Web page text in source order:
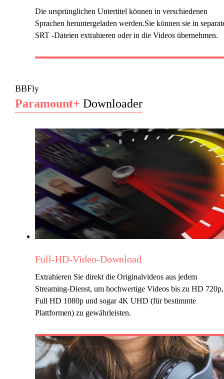
Die ursprünglichen Untertitel können in verschiedenen
Sprachen heruntergeladen werden.Sie können sie in
SRT -Dateien extrahieren oder in die Videos übernehmen.
BBFly
Paramount+ Downloader
Full-HD-Video-Download
Extrahieren Sie direkt die Originalvideos aus jedem
Streaming-Dienst, um hochwertige Videos bis zu HD 720p,
Full HD 1080p und sogar 4K UHD (für bestimmte
Plattformen) zu gewährleisten.